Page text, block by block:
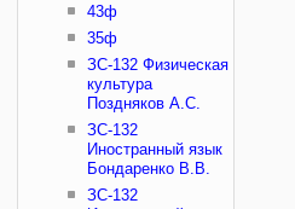
43ф
35ф
ЗС-132 Физическая
культура
Поздняков А.С.
ЗС-132
Иностранный язык
Бондаренко В.В.
ЗС-132